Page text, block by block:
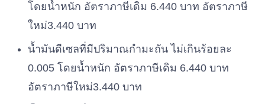
โดยน้ำหนัก อัตราภาษีเดิม 6.440 บาท อัตราภาษี
ใหม่3.440 บาท
น้ำมันดีเซลที่มีปริมาณกำมะถัน ไม่เกินร้อยละ
0.005 โดยน้ำหนัก อัตราภาษีเดิม 6.440 บาท
อัตราภาษีใหม่3.440 บาท